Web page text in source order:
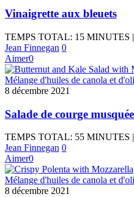
Vinaigrette aux bleuets
TEMPS TOTAL: 15 MINUTES
Jean Finnegan 0
Aimer0
Mélange d'huiles de canola et
8 décembre 2021
Salade de courge
TEMPS TOTAL: 55 MINUTES
Jean Finnegan 0
Aimer0
Mélange d'huiles de canola et
8 décembre 2021